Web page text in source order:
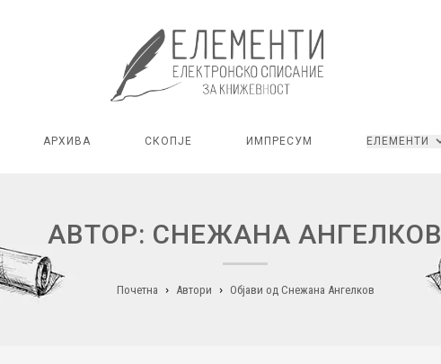
АРХИВА СКОПЈЕ ИМПРЕСУМ ЕЛЕМЕНТИ
АВТОР: СНЕЖАНА АНГЕЛКОВ
Почетна Автори Објави од Снежана Ангелков